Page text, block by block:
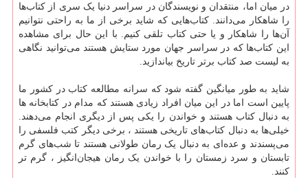
در میان اما، منتقدان و نویسندگان در سراسر دنیا یک سری از کتاب‌ها
را شاهکار می‌دانند. کتاب‌هایی که شاید برخی از ما به راحتی نتوانیم
آن‌ها را شاهکار و یا حتی کتاب تلقی کنیم. با این حال برای مشاهده
این کتاب‌ها که در سراسر جهان مورد ستایش هستند می‌توانید نگاهی
به لیست صد کتاب برتر تاریخ بیاندازید.
شاید به طور میانگین گفته شود که سرانه مطالعه کتاب در کشور ما
پایین است اما در این میان افراد زیادی هستند که مدام در کتابخانه ها
به دنبال کتاب هستند و خواندن را یکی پس از دیگری انجام می‌دهند.
خیلی‌ها به دنبال کتاب‌های تاریخی هستند ، برخی دیگر کتب فلسفی را
می‌پسندند و عده‌ای به دنبال یک رمان طولانی هستند تا شب‌های گرم
تابستان و سرد زمستان را با خواندن یک رمان هیجان‌انگیز ، گرم تر
کنند.